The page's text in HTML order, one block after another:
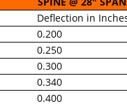
Deflection in
0.200
0.250
0.300
0.340
0.400